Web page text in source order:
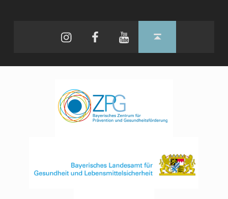
FacebookYouTubeBack to top ↑